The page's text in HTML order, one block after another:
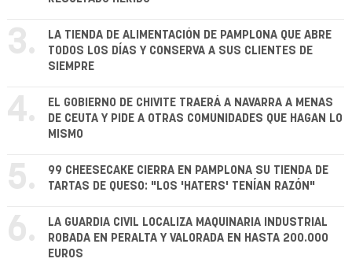
3.
LA TIENDA DE ALIMENTACIÓN DE PAMPLONA QUE ABRE
TODOS LOS DÍAS Y CONSERVA A SUS CLIENTES DE
SIEMPRE
4.
EL GOBIERNO DE CHIVITE TRAERÁ A NAVARRA A MENAS
DE CEUTA Y PIDE A OTRAS COMUNIDADES QUE HAGAN LO
MISMO
5.
99 CHEESECAKE CIERRA EN PAMPLONA SU TIENDA DE
TARTAS DE QUESO: "LOS 'HATERS' TENÍAN RAZÓN"
6.
LA GUARDIA CIVIL LOCALIZA MAQUINARIA INDUSTRIAL
ROBADA EN PERALTA Y VALORADA EN HASTA 200.000
EUROS